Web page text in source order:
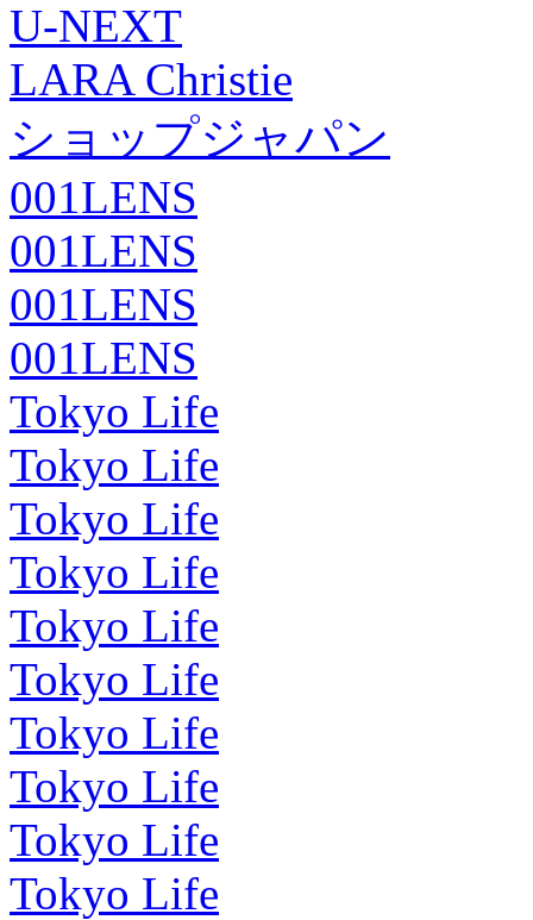
U-NEXT
LARA Christie
ショップジャパン
001LENS
001LENS
001LENS
001LENS
Tokyo Life
Tokyo Life
Tokyo Life
Tokyo Life
Tokyo Life
Tokyo Life
Tokyo Life
Tokyo Life
Tokyo Life
Tokyo Life